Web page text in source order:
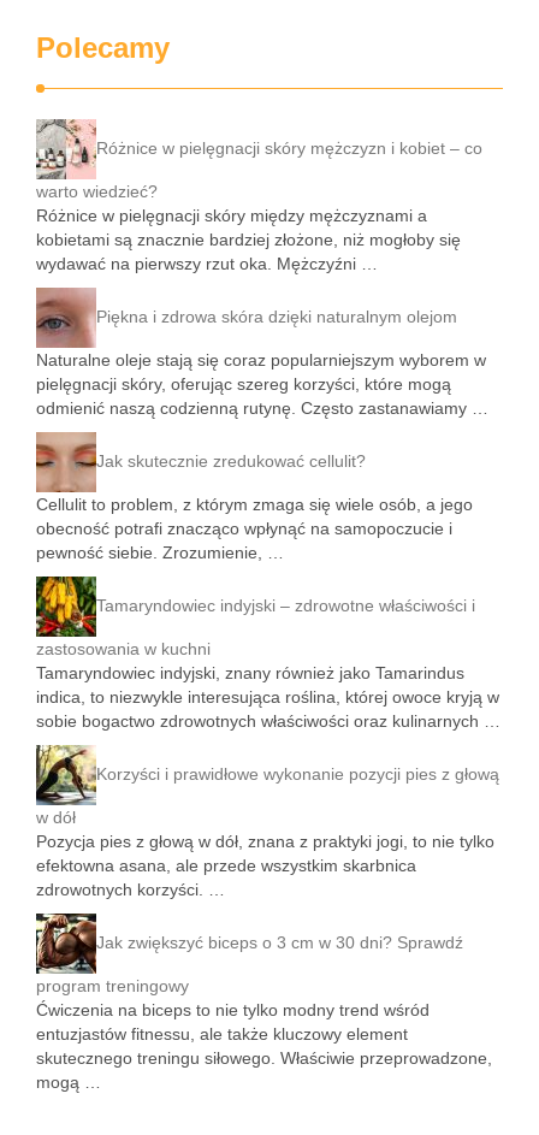
Polecamy
Różnice w pielęgnacji skóry mężczyzn i kobiet – co
warto wiedzieć?
Różnice w pielęgnacji skóry między mężczyznami a
kobietami są znacznie bardziej złożone, niż mogłoby się
wydawać na pierwszy rzut oka. Mężczyźni …
Piękna i zdrowa skóra dzięki naturalnym olejom
Naturalne oleje stają się coraz popularniejszym wyborem w
pielęgnacji skóry, oferując szereg korzyści, które mogą
odmienić naszą codzienną rutynę. Często zastanawiamy …
Jak skutecznie zredukować cellulit?
Cellulit to problem, z którym zmaga się wiele osób, a jego
obecność potrafi znacząco wpłynąć na samopoczucie i
pewność siebie. Zrozumienie, …
Tamaryndowiec indyjski – zdrowotne właściwości i
zastosowania w kuchni
Tamaryndowiec indyjski, znany również jako Tamarindus
indica, to niezwykle interesująca roślina, której owoce kryją w
sobie bogactwo zdrowotnych właściwości oraz kulinarnych …
Korzyści i prawidłowe wykonanie pozycji pies z głową
w dół
Pozycja pies z głową w dół, znana z praktyki jogi, to nie tylko
efektowna asana, ale przede wszystkim skarbnica
zdrowotnych korzyści. …
Jak zwiększyć biceps o 3 cm w 30 dni? Sprawdź
program treningowy
Ćwiczenia na biceps to nie tylko modny trend wśród
entuzjastów fitnessu, ale także kluczowy element
skutecznego treningu siłowego. Właściwie przeprowadzone,
mogą …